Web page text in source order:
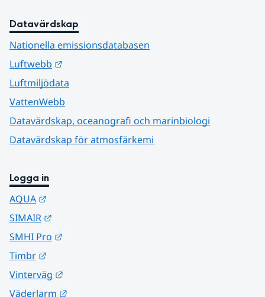
Datavärdskap
Nationella emissionsdatabasen
Luftwebb
Luftmiljödata
VattenWebb
Datavärdskap, oceanografi och marinbiologi
Datavärdskap för atmosfärkemi
Logga in
AQUA
SIMAIR
SMHI Pro
Timbr
Vinterväg
Väderlarm